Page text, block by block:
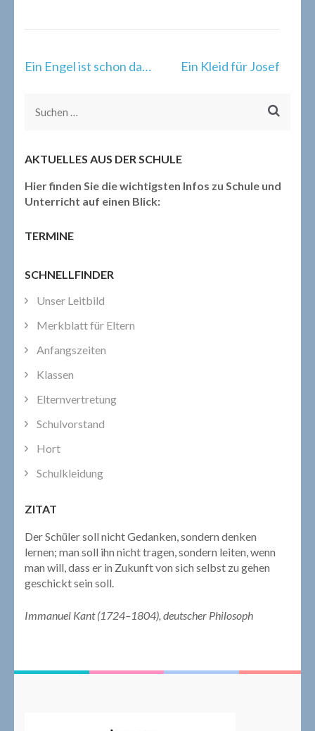
Beitragsnavigation
Ein Engel ist schon da… Ein Kleid für Josef
Suchen
AKTUELLES AUS DER SCHULE
Hier finden Sie die wichtigsten Infos zu Schule und
Unterricht auf einen Blick:
TERMINE
SCHNELLFINDER
Unser Leitbild
Merkblatt für Eltern
Anfangszeiten
Klassen
Elternvertretung
Schulvorstand
Hort
Schulkleidung
ZITAT
Der Schüler soll nicht Gedanken, sondern denken
lernen; man soll ihn nicht tragen, sondern leiten, wenn
man will, dass er in Zukunft von sich selbst zu gehen
geschickt sein soll.
Immanuel Kant (1724–1804), deutscher Philosoph